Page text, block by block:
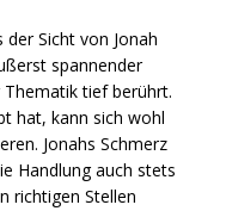
Sicht von Jonah
spannender
tief berührt.
hat, kann sich wohl
Jonahs Schmerz
Handlung auch stets
richtigen Stellen